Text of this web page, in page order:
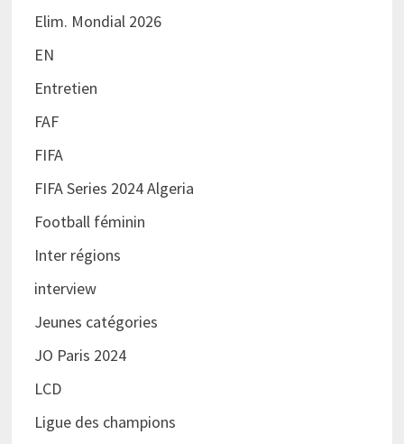
Elim. Mondial 2026
EN
Entretien
FAF
FIFA
FIFA Series 2024 Algeria
Football féminin
Inter régions
interview
Jeunes catégories
JO Paris 2024
LCD
Ligue des champions